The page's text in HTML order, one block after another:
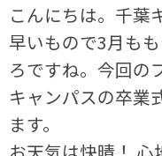
こんにちは。千葉
早いもので3月も
ろですね。今回の
キャンパスの卒業
ます。